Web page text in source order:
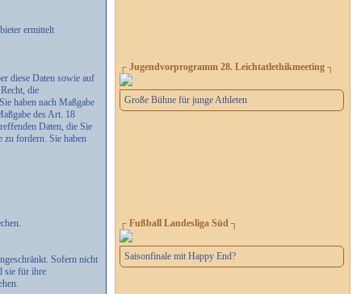
ermittelt
diese Daten sowie auf
die
haben nach Maßgabe
des Art. 18
Daten, die Sie
zu fordern. Sie haben
Sofern nicht
sie für ihre
┌ Jugendvorprogramm 28. Leichtatlethikmeeting ┐
Große Bühne für junge Athleten
┌ Fußball Landesliga Süd ┐
Saisonfinale mit Happy End?